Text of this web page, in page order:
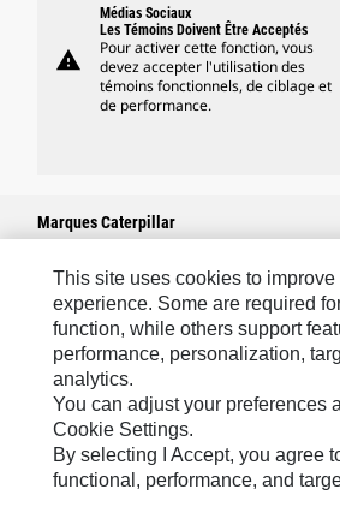
warning
Médias Sociaux
Les Témoins Doivent Être Acceptés
Pour activer cette fonction, vous
devez accepter l'utilisation des
témoins fonctionnels, de ciblage et
de performance.
Marques Caterpillar
Caterpillar.com
Contacter Caterpillar
Mes Préférences Marketing
Plan Du Site
Cookie Settings
This site uses cookies to improve
experience. Some are required
function, while others support
performance, personalization,
analytics.
You can adjust your preferences
Cookie Settings.
By selecting I Accept, you agree
functional, performance, and